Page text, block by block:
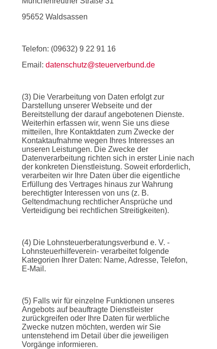
95652 Waldsassen
Telefon: (09632) 9 22 91 16
Email: datenschutz@steuerverbund.de
(3) Die Verarbeitung von Daten erfolgt zur
Darstellung unserer Webseite und der
Bereitstellung der darauf angebotenen Dienste.
Weiterhin erfassen wir, wenn Sie uns diese
mitteilen, Ihre Kontaktdaten zum Zwecke der
Kontaktaufnahme wegen Ihres Interesses an
unseren Leistungen. Die Zwecke der
Datenverarbeitung richten sich in erster Linie nach
der konkreten Dienstleistung. Soweit erforderlich,
verarbeiten wir Ihre Daten über die eigentliche
Erfüllung des Vertrages hinaus zur Wahrung
berechtigter Interessen von uns (z. B.
Geltendmachung rechtlicher Ansprüche und
Verteidigung bei rechtlichen Streitigkeiten).
(4) Die Lohnsteuerberatungsverbund e. V. -
Lohnsteuerhilfeverein- verarbeitet folgende
Kategorien Ihrer Daten: Name, Adresse, Telefon,
E-Mail.
(5) Falls wir für einzelne Funktionen unseres
Angebots auf beauftragte Dienstleister
zurückgreifen oder Ihre Daten für werbliche
Zwecke nutzen möchten, werden wir Sie
untenstehend im Detail über die jeweiligen
Vorgänge informieren.